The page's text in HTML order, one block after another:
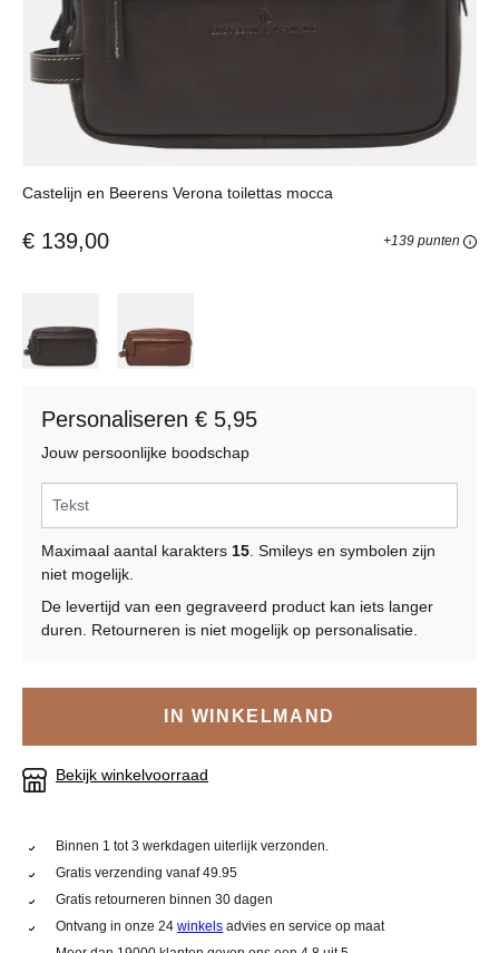
Castelijn en Beerens Verona toilettas mocca
€ 139,00 +139 punten
Personaliseren € 5,95
Jouw persoonlijke boodschap
Maximaal aantal karakters 15. Smileys en symbolen zijn
niet mogelijk.
De levertijd van een gegraveerd product kan iets langer
duren. Retourneren is niet mogelijk op personalisatie.
IN WINKELMAND
Bekijk winkelvoorraad
Binnen 1 tot 3 werkdagen uiterlijk verzonden.
Gratis verzending vanaf 49.95
Gratis retourneren binnen 30 dagen
Ontvang in onze 24winkels advies en service op maat